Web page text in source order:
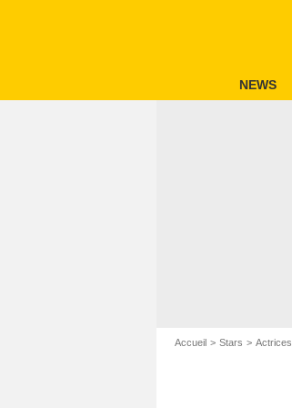
NEWS
Accueil Stars Actrices